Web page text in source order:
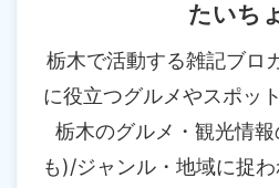
たいち
栃木で活動する雑記ブロ
に役立つグルメやスポッ
栃木のグルメ・観光情
も)/ジャンル・地域に捉